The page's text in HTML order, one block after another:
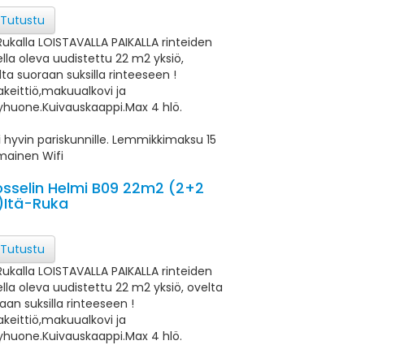
LOISTAVALLA PAIKALLA rinteiden
oleva uudistettu 22 m2 yksiö,
suoraan suksilla rinteeseen !
ja
4 hlö.
hyvin pariskunnille. Lemmikkimaksu 15
Wifi
Helmi B09 22m2 (2+2
Ruka
LOISTAVALLA PAIKALLA rinteiden
oleva uudistettu 22 m2 yksiö, ovelta
suksilla rinteeseen !
ja
4 hlö.